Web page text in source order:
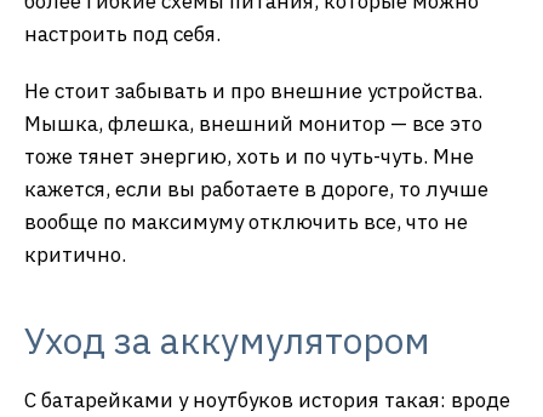
настроить под себя.
Не стоит забывать и про внешние устройства.
Мышка, флешка, внешний монитор — все это
тоже тянет энергию, хоть и по чуть-чуть. Мне
кажется, если вы работаете в дороге, то лучше
вообще по максимуму отключить все, что не
критично.
Уход за аккумулятором
С батарейками у ноутбуков история такая: вроде